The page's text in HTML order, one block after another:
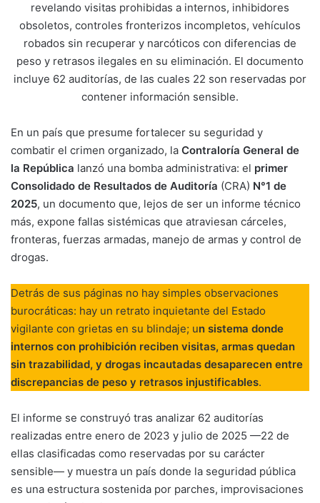
revelando visitas prohibidas a internos, inhibidores
obsoletos, controles fronterizos incompletos, vehículos
robados sin recuperar y narcóticos con diferencias de
peso y retrasos ilegales en su eliminación. El documento
incluye 62 auditorías, de las cuales 22 son reservadas por
contener información sensible.
En un país que presume fortalecer su seguridad y
combatir el crimen organizado, la Contraloría General de
la República lanzó una bomba administrativa: el primer
Consolidado de Resultados de Auditoría (CRA) N°1 de
2025, un documento que, lejos de ser un informe técnico
más, expone fallas sistémicas que atraviesan cárceles,
fronteras, fuerzas armadas, manejo de armas y control de
drogas.
Detrás de sus páginas no hay simples observaciones
burocráticas: hay un retrato inquietante del Estado
vigilante con grietas en su blindaje; un sistema donde
internos con prohibición reciben visitas, armas quedan
sin trazabilidad, y drogas incautadas desaparecen entre
discrepancias de peso y retrasos injustificables.
El informe se construyó tras analizar 62 auditorías
realizadas entre enero de 2023 y julio de 2025 —22 de
ellas clasificadas como reservadas por su carácter
sensible— y muestra un país donde la seguridad pública
es una estructura sostenida por parches, improvisaciones